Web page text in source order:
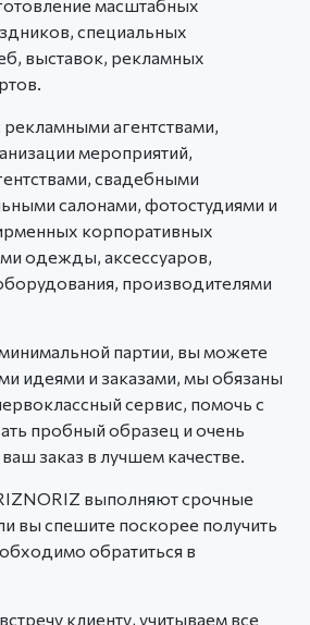
масштабных
специальных
выставок, рекламных
агентствами,
мероприятий,
свадебными
салонами, фотостудиями и
корпоративных
одежды, аксессуаров,
производителями
партии, вы можете
идеями и заказами, мы обязаны
сервис, помочь с
пробный образец и очень
заказ в лучшем качестве.
выполняют срочные
вы спешите поскорее получить
обратиться в
клиенту, учитываем все